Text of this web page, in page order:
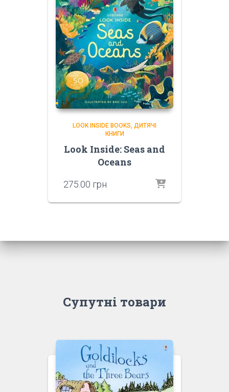
LOOK INSIDE BOOKS ДИТЯЧІ
КНИГИ
Look Inside: Seas and
Oceans
275.00 грн
Супутні товари